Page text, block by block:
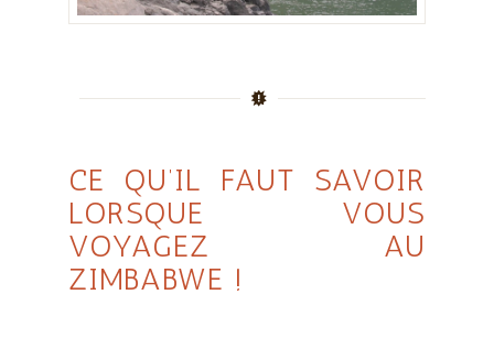
CE QU’IL FAUT SAVOIR
LORSQUE VOUS
VOYAGEZ AU
ZIMBABWE !